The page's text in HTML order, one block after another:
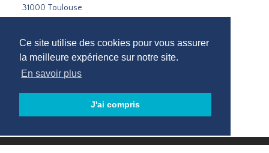
Ce site utilise des cookies pour vous assurer
la meilleure expérience sur notre site.
En savoir plus
J'ai compris
31000 Toulouse
Cabinet de recrutement Paris
Cabinet de recrutement Lyon
Cabinet de recrutement Toulouse